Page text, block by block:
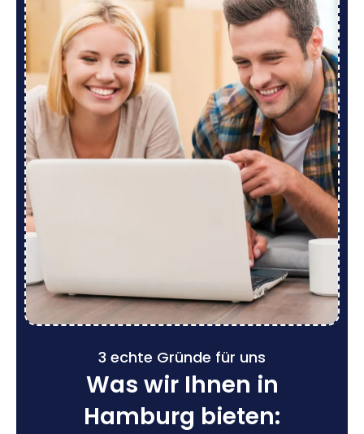
3 echte Gründe für uns
Was wir Ihnen in
Hamburg bieten: